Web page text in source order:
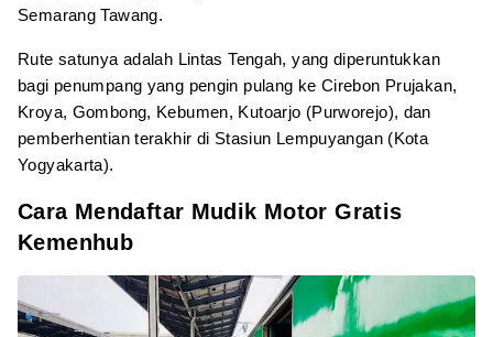
Semarang Tawang.
Rute satunya adalah Lintas Tengah, yang diperuntukkan
bagi penumpang yang pengin pulang ke Cirebon Prujakan,
Kroya, Gombong, Kebumen, Kutoarjo (Purworejo), dan
pemberhentian terakhir di Stasiun Lempuyangan (Kota
Yogyakarta).
Cara Mendaftar Mudik Motor Gratis
Kemenhub